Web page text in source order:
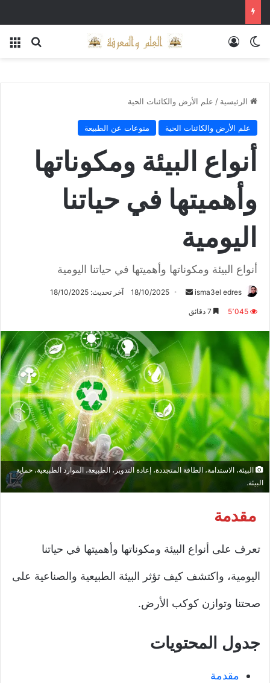
بحث الوضع المظلمتسجيل الدخول
الرئيسية / علم الأرض والكائنات الحية
علم الأرض والكائنات الحية منوعات عن الطبيعة
أنواع البيئة ومكوناتها
وأهميتها في حياتنا
اليومية
أنواع البيئة ومكوناتها وأهميتها في حياتنا اليومية
isma3el edres
أرسل 18/10/2025 آخر تحديث: 18/10/2025
5٬045
البيئة، الاستدامة، الطاقة المتجددة، إعادة التدوير، الطبيعة، الموارد الطبيعية، حماية
البيئة.
مقدمة
تعرف على أنواع البيئة ومكوناتها وأهميتها في حياتنا
اليومية، واكتشف كيف تؤثر البيئة الطبيعية والصناعية على
صحتنا وتوازن كوكب الأرض.
جدول المحتويات
مقدمة